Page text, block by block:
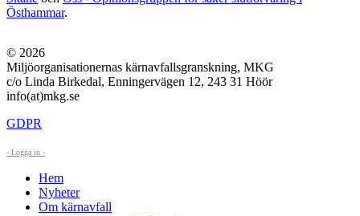
Östhammar.
© 2026
Miljöorganisationernas kärnavfallsgranskning, MKG
c/o Linda Birkedal, Enningervägen 12, 243 31 Höör
info(at)mkg.se
GDPR
- Logga in -
Hem
Nyheter
Om kärnavfall